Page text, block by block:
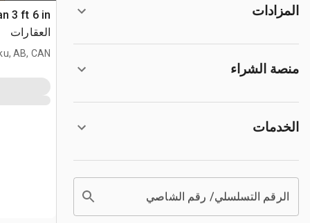
المزادات
منصة الشراء
الخدمات
الرقم التسلسلي/ رقم الشاصي
العقارات
AB, CAN